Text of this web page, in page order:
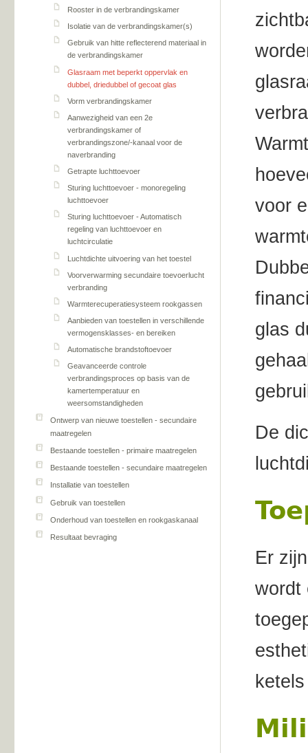
Rooster in de verbrandingskamer
Isolatie van de verbrandingskamer(s)
Gebruik van hitte reflecterend materiaal in
de verbrandingskamer
Glasraam met beperkt oppervlak en
dubbel, driedubbel of gecoat glas
Vorm verbrandingskamer
Aanwezigheid van een 2e
verbrandingskamer of
verbrandingszone/-kanaal voor de
naverbranding
Getrapte luchttoevoer
Sturing luchttoevoer - monoregeling
luchttoevoer
Sturing luchttoevoer - Automatisch
regeling van luchttoevoer en
luchtcirculatie
Luchtdichte uitvoering van het toestel
Voorverwarming secundaire toevoerlucht
verbranding
Warmterecuperatiesysteem rookgassen
Aanbieden van toestellen in verschillende
vermogensklasses- en bereiken
Automatische brandstoftoevoer
Geavanceerde controle
verbrandingsproces op basis van de
kamertemperatuur en
weersomstandigheden
Ontwerp van nieuwe toestellen - secundaire
maatregelen
Bestaande toestellen - primaire maatregelen
Bestaande toestellen - secundaire maatregelen
Installatie van toestellen
Gebruik van toestellen
Onderhoud van toestellen en rookgaskanaal
Resultaat bevraging
voor
glas
De
Er
wordt